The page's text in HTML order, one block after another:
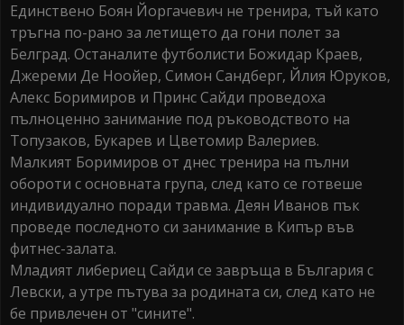
Единствено Боян Йоргачевич не тренира, тъй като
тръгна по-рано за летището да гони полет за
Белград. Останалите футболисти Божидар Краев,
Джереми Де Ноойер, Симон Сандберг, Йлия Юруков,
Алекс Боримиров и Принс Сайди проведоха
пълноценно занимание под ръководството на
Топузаков, Букарев и Цветомир Валериев.
Малкият Боримиров от днес тренира на пълни
обороти с основната група, след като се готвеше
индивидуално поради травма. Деян Иванов пък
проведе последното си занимание в Кипър във
фитнес-залата.
Младият либериец Сайди се завръща в България с
Левски, а утре пътува за родината си, след като не
бе привлечен от "сините".